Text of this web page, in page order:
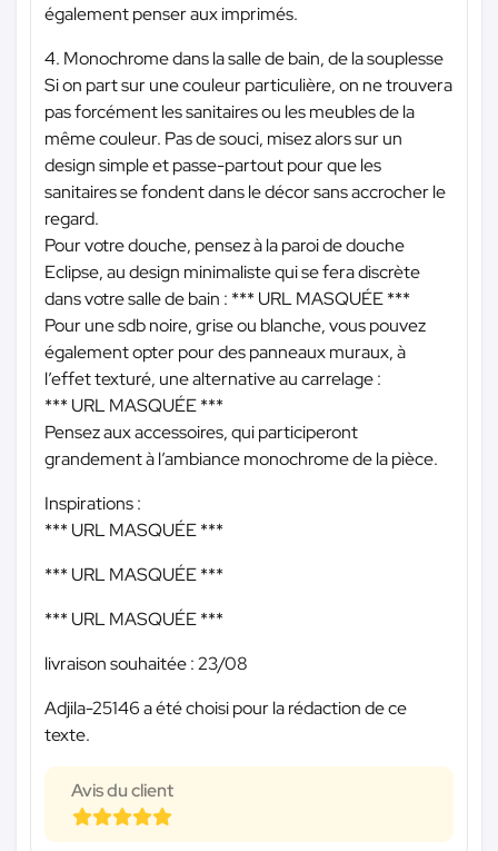
également penser aux imprimés.
4. Monochrome dans la salle de bain, de la souplesse
Si on part sur une couleur particulière, on ne trouvera
pas forcément les sanitaires ou les meubles de la
même couleur. Pas de souci, misez alors sur un
design simple et passe-partout pour que les
sanitaires se fondent dans le décor sans accrocher le
regard.
Pour votre douche, pensez à la paroi de douche
Eclipse, au design minimaliste qui se fera discrète
dans votre salle de bain : *** URL MASQUÉE ***
Pour une sdb noire, grise ou blanche, vous pouvez
également opter pour des panneaux muraux, à
l’effet texturé, une alternative au carrelage :
*** URL MASQUÉE ***
Pensez aux accessoires, qui participeront
grandement à l’ambiance monochrome de la pièce.
Inspirations :
*** URL MASQUÉE ***
*** URL MASQUÉE ***
*** URL MASQUÉE ***
livraison souhaitée : 23/08
Adjila-25146 a été choisi pour la rédaction de ce
texte.
Avis du client